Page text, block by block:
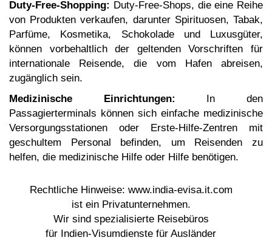
Duty-Free-Shopping: Duty-Free-Shops, die eine Reihe
von Produkten verkaufen, darunter Spirituosen, Tabak,
Parfüme, Kosmetika, Schokolade und Luxusgüter,
können vorbehaltlich der geltenden Vorschriften für
internationale Reisende, die vom Hafen abreisen,
zugänglich sein.
Medizinische Einrichtungen: In den
Passagierterminals können sich einfache medizinische
Versorgungsstationen oder Erste-Hilfe-Zentren mit
geschultem Personal befinden, um Reisenden zu
helfen, die medizinische Hilfe oder Hilfe benötigen.